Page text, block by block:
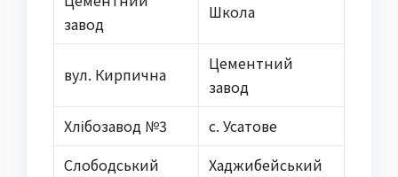
завод
Школа
вул. Кирпична
Цементний
завод
Хлібозавод №3
с. Усатове
Слободський
Хаджибейський